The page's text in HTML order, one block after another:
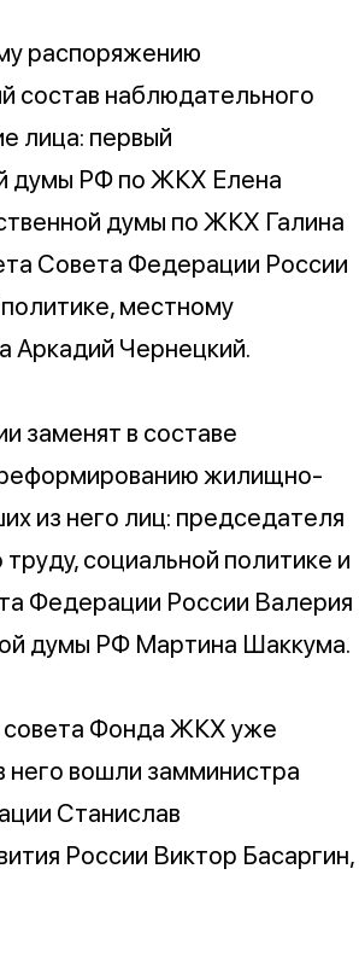
распоряжению
состав наблюдательного
лица: первый
думы РФ по ЖКХ Елена
думы по ЖКХ Галина
Совета Федерации России
местному
Аркадий Чернецкий.
заменят в составе
жилищно-
из него лиц: председателя
социальной политике и
Федерации России Валерия
думы РФ Мартина Шаккума.
совета Фонда ЖКХ уже
него вошли замминистра
Станислав
России Виктор Басаргин,